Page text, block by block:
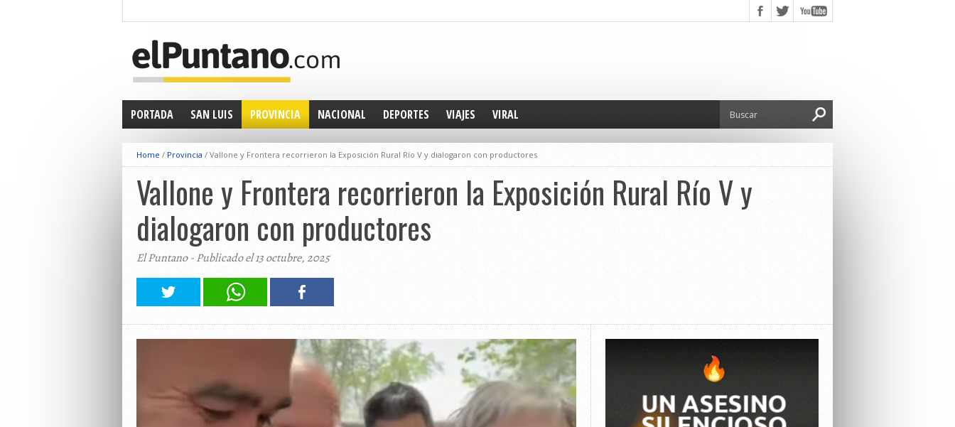
PORTADA SAN LUIS PROVINCIA NACIONAL DEPORTES VIAJES VIRAL
Home / Provincia / Vallone y Frontera recorrieron la Exposición Rural Río V y dialogaron con productores
Vallone y Frontera recorrieron la Exposición Rural Río V y
dialogaron con productores
El Puntano - Publicado el 13 octubre, 2025